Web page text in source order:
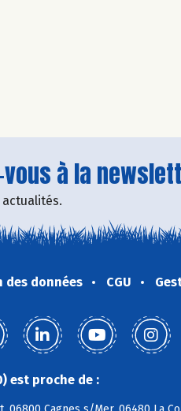
à la
des données CGU
est proche de :